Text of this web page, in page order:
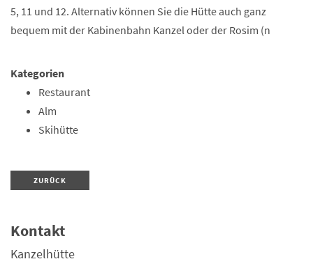
5, 11 und 12. Alternativ können Sie die Hütte auch ganz
bequem mit der Kabinenbahn Kanzel oder der Rosim (n
Kategorien
Restaurant
Alm
Skihütte
ZURÜCK
Kontakt
Kanzelhütte